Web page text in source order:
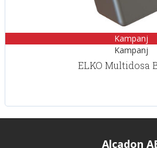
Kampanj
ELKO Multidosa
Alcadon